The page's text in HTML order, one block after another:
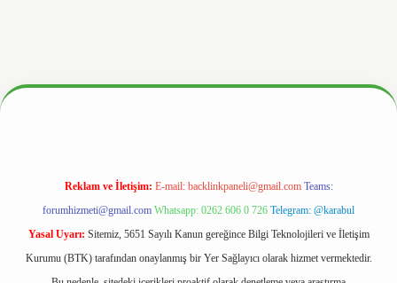
Reklam ve İletişim: E-mail: backlinkpaneli@gmail.com Teams:
forumhizmeti@gmail.com Whatsapp: 0262 606 0 726 Telegram: @karabul
Yasal Uyarı: Sitemiz, 5651 Sayılı Kanun gereğince Bilgi Teknolojileri ve İletişim
Kurumu (BTK) tarafından onaylanmış bir Yer Sağlayıcı olarak hizmet vermektedir.